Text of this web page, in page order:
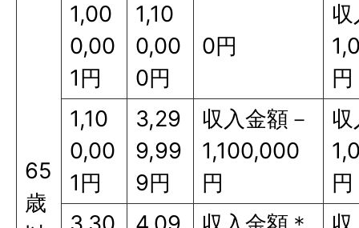
65
歳
1,00
0,00
1円
1,10
0,00
0円
0円
円
1,10
0,00
1円
3,29
9,99
9円
収入金額－
1,100,000
円
円